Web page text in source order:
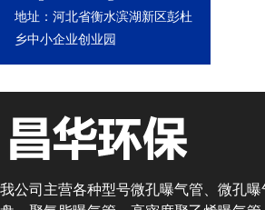
地址：河北省衡水滨湖新区彭杜
乡中小企业创业园
我公司主营各种型号微孔曝气管、微孔曝